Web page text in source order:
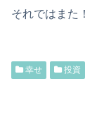
それではまた！
幸せ 投資